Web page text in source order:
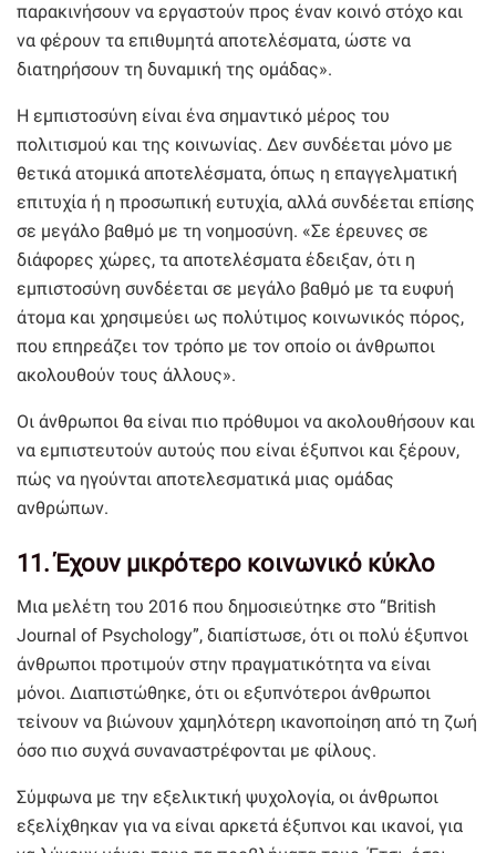
παρακινήσουν να εργαστούν προς έναν κοινό στόχο και
να φέρουν τα επιθυμητά αποτελέσματα, ώστε να
διατηρήσουν τη δυναμική της ομάδας».
Η εμπιστοσύνη είναι ένα σημαντικό μέρος του
πολιτισμού και της κοινωνίας. Δεν συνδέεται μόνο με
θετικά ατομικά αποτελέσματα, όπως η επαγγελματική
επιτυχία ή η προσωπική ευτυχία, αλλά συνδέεται επίσης
σε μεγάλο βαθμό με τη νοημοσύνη. «Σε έρευνες σε
διάφορες χώρες, τα αποτελέσματα έδειξαν, ότι η
εμπιστοσύνη συνδέεται σε μεγάλο βαθμό με τα ευφυή
άτομα και χρησιμεύει ως πολύτιμος κοινωνικός πόρος,
που επηρεάζει τον τρόπο με τον οποίο οι άνθρωποι
ακολουθούν τους άλλους».
Οι άνθρωποι θα είναι πιο πρόθυμοι να ακολουθήσουν και
να εμπιστευτούν αυτούς που είναι έξυπνοι και ξέρουν,
πώς να ηγούνται αποτελεσματικά μιας ομάδας
ανθρώπων.
11. Έχουν μικρότερο κοινωνικό κύκλο
Μια μελέτη του 2016 που δημοσιεύτηκε στο “British
Journal of Psychology”, διαπίστωσε, ότι οι πολύ έξυπνοι
άνθρωποι προτιμούν στην πραγματικότητα να είναι
μόνοι. Διαπιστώθηκε, ότι οι εξυπνότεροι άνθρωποι
τείνουν να βιώνουν χαμηλότερη ικανοποίηση από τη ζωή
όσο πιο συχνά συναναστρέφονται με φίλους.
Σύμφωνα με την εξελικτική ψυχολογία, οι άνθρωποι
εξελίχθηκαν για να είναι αρκετά έξυπνοι και ικανοί, για